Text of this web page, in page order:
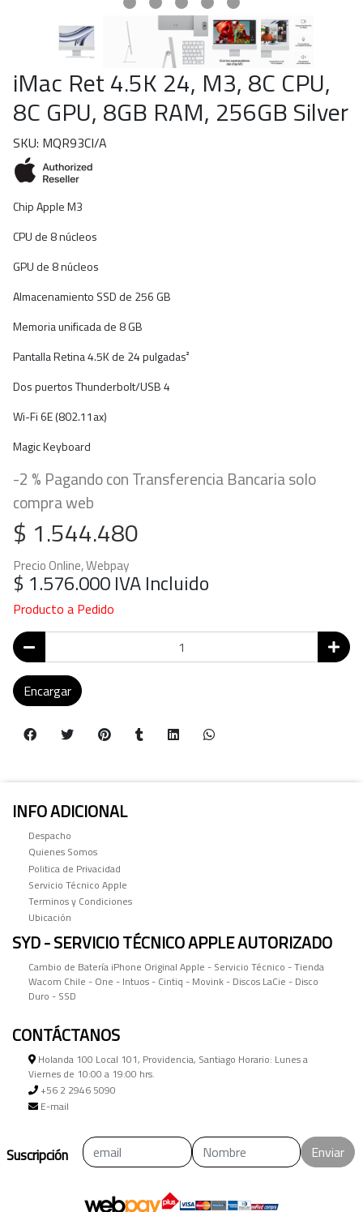
iMac Ret 4.5K 24, M3, 8C CPU,
8C GPU, 8GB RAM, 256GB Silver
SKU: MQR93CI/A
Chip Apple M3
CPU de 8 núcleos
GPU de 8 núcleos
Almacenamiento SSD de 256 GB
Memoria unificada de 8 GB
Pantalla Retina 4.5K de 24 pulgadas²
Dos puertos Thunderbolt/USB 4
Wi-Fi 6E (802.11ax)
Magic Keyboard
-2 % Pagando con Transferencia Bancaria solo
compra web
$ 1.544.480
Precio Online, Webpay
$ 1.576.000IVA Incluido
Producto a Pedido
Encargar
INFO ADICIONAL
Despacho
Quienes Somos
Politica de Privacidad
Servicio Técnico Apple
Terminos y Condiciones
Ubicación
SYD - SERVICIO TÉCNICO APPLE AUTORIZADO
Cambio de Batería iPhone Original Apple - Servicio Técnico - Tienda
Wacom Chile - One - Intuos - Cintiq - Movink - Discos LaCie - Disco
Duro - SSD
CONTÁCTANOS
Holanda 100 Local 101, Providencia, Santiago Horario: Lunes a
Viernes de 10:00 a 19:00 hrs.
+56 2 2946 5090
E-mail
Suscripción Enviar